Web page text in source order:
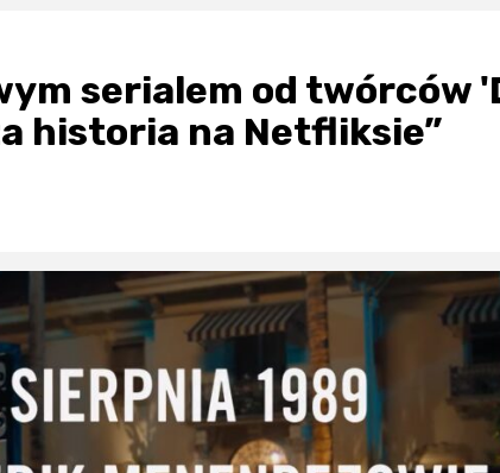
serialem od twórców
historia na Netfliksie”